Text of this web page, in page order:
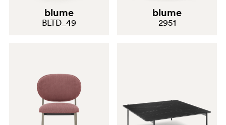
blume
BLTD_49
blume
2951